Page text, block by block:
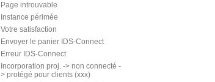
Page introuvable
Instance périmée
Votre satisfaction
Envoyer le panier IDS-Connect
Erreur IDS-Connect
Incorporation proj. -> non connecté -
> protégé pour clients (xxx)